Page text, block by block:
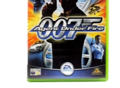
Mulighederne
kan
vælges
på
varesiden